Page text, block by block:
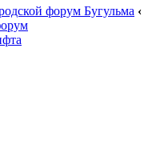
форум Бугульма ‹